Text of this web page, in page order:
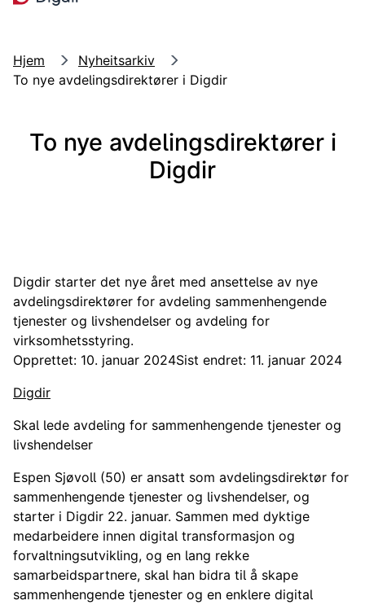
Hjem
Nyheitsarkiv
To nye avdelingsdirektører i Digdir
To nye avdelingsdirektører i
Digdir
Digdir starter det nye året med ansettelse av nye
avdelingsdirektører for avdeling sammenhengende
tjenester og livshendelser og avdeling for
virksomhetsstyring.
Opprettet: 10. januar 2024Sist endret: 11. januar 2024
Digdir
Skal lede avdeling for sammenhengende tjenester og
livshendelser
Espen Sjøvoll (50) er ansatt som avdelingsdirektør for
sammenhengende tjenester og livshendelser, og
starter i Digdir 22. januar. Sammen med dyktige
medarbeidere innen digital transformasjon og
forvaltningsutvikling, og en lang rekke
samarbeidspartnere, skal han bidra til å skape
sammenhengende tjenester og en enklere digital